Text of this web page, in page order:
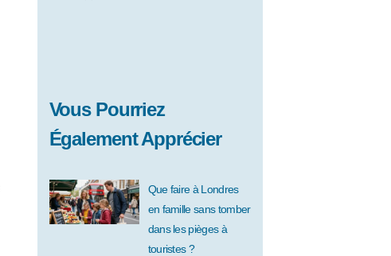
Vous Pourriez
Également Apprécier
Que faire à Londres
en famille sans tomber
dans les pièges à
touristes ?